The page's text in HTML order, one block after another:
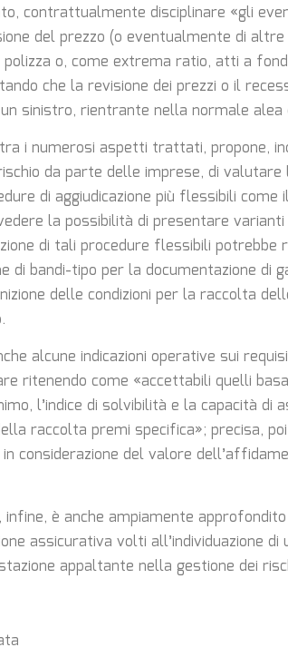
contrattualmente disciplinare «gli
del prezzo (o eventualmente di
o, come extrema ratio, atti a
che la revisione dei prezzi o il
sinistro, rientrante nella normale
tra i numerosi aspetti trattati, propone,
da parte delle imprese, di
di aggiudicazione più flessibili
la possibilità di presentare
di tali procedure flessibili potrebbe
di bandi-tipo per la documentazione di
delle condizioni per la raccolta
alcune indicazioni operative sui
ritenendo come «accettabili quelli
l’indice di solvibilità e la capacità di
raccolta premi specifica»; precisa,
considerazione del valore
infine, è anche ampiamente
assicurativa volti all’individuazione
appaltante nella gestione dei